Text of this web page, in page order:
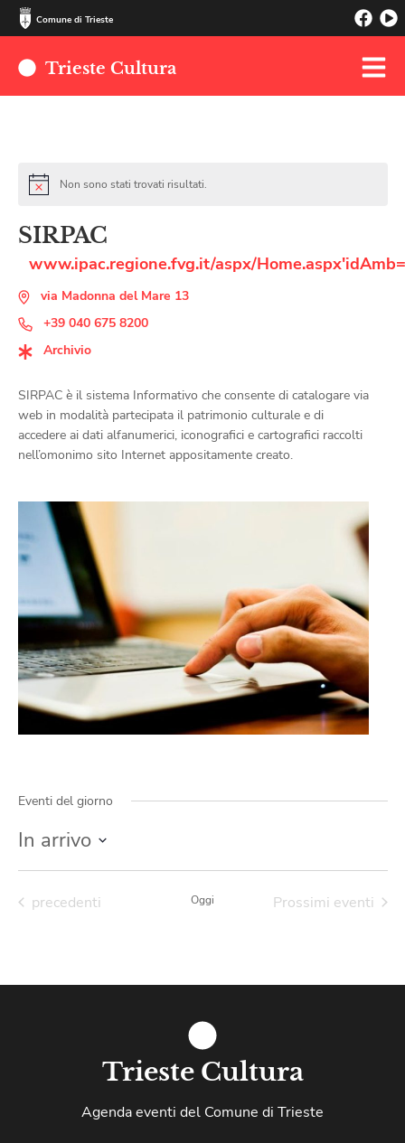
Comune di Trieste
Trieste Cultura
Non sono stati trovati risultati.
SIRPAC
www.ipac.regione.fvg.it/aspx/
via Madonna del Mare 13
+39 040 675 8200
Archivio
SIRPAC è il sistema Informativo che consente di catalogare via
web in modalità partecipata il patrimonio culturale e di
accedere ai dati alfanumerici, iconografici e cartografici raccolti
nell’omonimo sito Internet appositamente creato.
Eventi del giorno
In arrivo
la
Eventi
precedenti Oggi Prossimi eventi
Trieste Cultura
Agenda eventi del Comune di Trieste